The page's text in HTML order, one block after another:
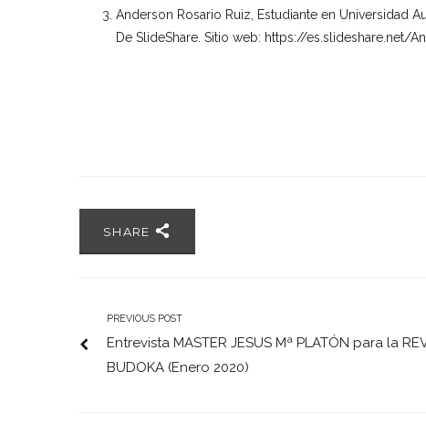
Anderson Rosario Ruiz, Estudiante en Universidad
De SlideShare. Sitio web: https://es.slideshare.net/
SHARE
PREVIOUS POST
Entrevista MASTER JESUS Mª PLATÓN para la
BUDOKA (Enero 2020)